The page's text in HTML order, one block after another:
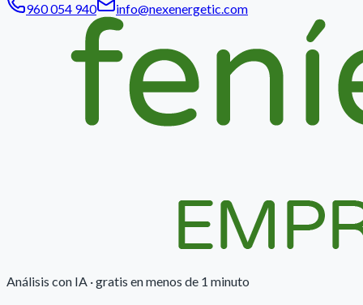
960 054 940 info@nexenergetic.com
Análisis con IA · gratis en menos de 1 minuto